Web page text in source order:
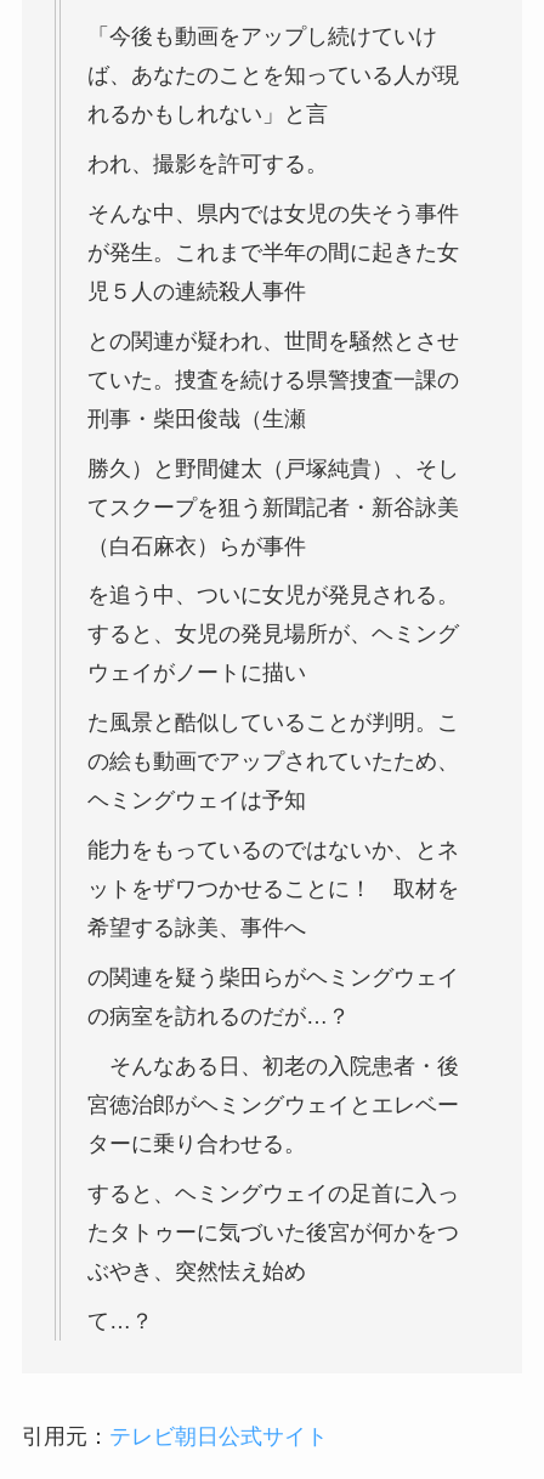
「今後も動画をアップし続けていけ
ば、あなたのことを知っている人が現
れるかもしれない」と言
われ、撮影を許可する。
そんな中、県内では女児の失そう事件
が発生。これまで半年の間に起きた女
児５人の連続殺人事件
との関連が疑われ、世間を騒然とさせ
ていた。捜査を続ける県警捜査一課の
刑事・ 柴田俊哉（生瀬
勝久） と 野間健太（戸塚純貴）
、そし
てスクープを狙う新聞記者・ 新谷詠美
（白石麻衣）
らが事件
を追う中、ついに女児が発見される。
すると、女児の発見場所が、ヘミング
ウェイがノートに描い
た風景と酷似していることが判明。こ
の絵も動画でアップされていたため、
ヘミングウェイは予知
能力をもっているのではないか、とネ
ットをザワつかせることに！ 取材を
希望する詠美、事件へ
の関連を疑う柴田らがヘミングウェイ
の病室を訪れるのだが…？
そんなある日、初老の入院患者・後
宮徳治郎がヘミングウェイとエレベー
ターに乗り合わせる。
すると、ヘミングウェイの足首に入っ
たタトゥーに気づいた後宮が何かをつ
ぶやき、突然怯え始め
て…？
引用元： テレビ朝日公式サイト